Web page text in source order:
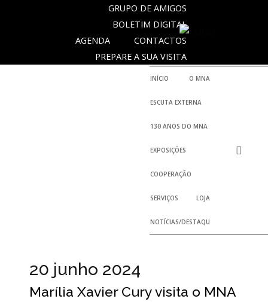
O
Acordos
e
Protocolos
GRUPO DE AMIGOS
BOLETIM DIGITAL
CONTACTOS
AGENDA
PREPARE A SUA VISITA
INÍCIO O MNA
ESCUTA EXTERNA
130 ANOS DO MNA
EXPOSIÇÕES
COOPERAÇÃO
SERVIÇOS LOJA
NOTÍCIAS/DESTAQUES
20 junho 2024
Marília Xavier Cury visita o MNA